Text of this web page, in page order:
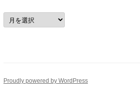
ア
ー
カ
Proudly powered by WordPress